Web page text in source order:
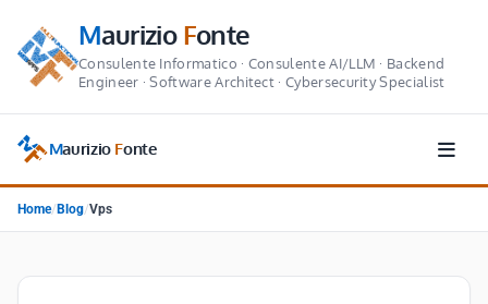
MaurizioFonte
Consulente Informatico · Consulente AI/LLM · Backend
Engineer · Software Architect · Cybersecurity Specialist
Maurizio Fonte
Home/ Blog/Vps